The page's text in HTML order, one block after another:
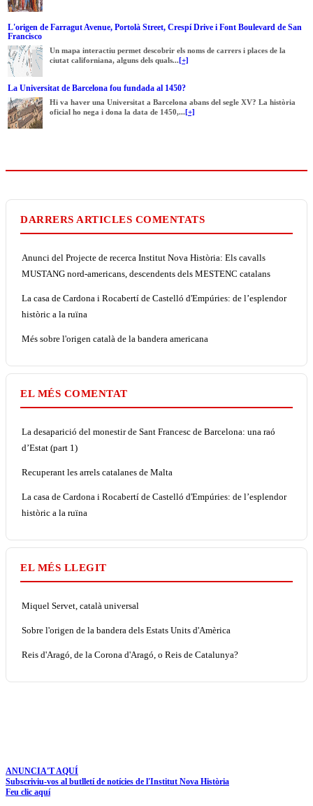
L'origen de Farragut Avenue, Portolà Street, Crespí Drive i Font Boulevard de San
Francisco
Un mapa interactiu permet descobrir els noms de carrers i places de la
ciutat californiana, alguns dels quals...[+]
La Universitat de Barcelona fou fundada al 1450?
Hi va haver una Universitat a Barcelona abans del segle XV? La història
oficial ho nega i dona la data de 1450,...[+]
DARRERS ARTICLES COMENTATS
Anunci del Projecte de recerca Institut Nova Història: Els cavalls
MUSTANG nord-americans, descendents dels MESTENC catalans
La casa de Cardona i Rocabertí de Castelló d'Empúries: de l’esplendor
històric a la ruïna
Més sobre l'origen català de la bandera americana
EL MÉS COMENTAT
La desaparició del monestir de Sant Francesc de Barcelona: una raó
d’Estat (part 1)
Recuperant les arrels catalanes de Malta
La casa de Cardona i Rocabertí de Castelló d'Empúries: de l’esplendor
històric a la ruïna
EL MÉS LLEGIT
Miquel Servet, català universal
Sobre l'origen de la bandera dels Estats Units d'Amèrica
Reis d'Aragó, de la Corona d'Aragó, o Reis de Catalunya?
ANUNCIA'T AQUÍ
Subscriviu-vos al butlletí de notícies de l'Institut Nova Història
Feu clic aquí